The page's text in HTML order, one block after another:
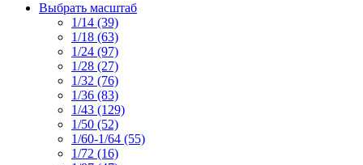
Выбрать масштаб
1/14 (39)
1/18 (63)
1/24 (97)
1/28 (27)
1/32 (76)
1/36 (83)
1/43 (129)
1/50 (52)
1/60-1/64 (55)
1/72 (16)